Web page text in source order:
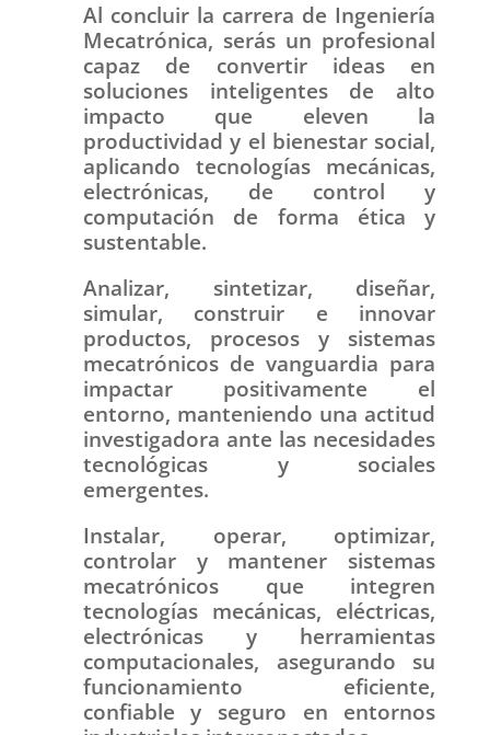
Al concluir la carrera de Ingeniería
Mecatrónica, serás un profesional
capaz de convertir ideas en
soluciones inteligentes de alto
impacto que eleven la
productividad y el bienestar social,
aplicando tecnologías mecánicas,
electrónicas, de control y
computación de forma ética y
sustentable.
Analizar, sintetizar, diseñar,
simular, construir e innovar
productos, procesos y sistemas
mecatrónicos de vanguardia para
impactar positivamente el
entorno, manteniendo una actitud
investigadora ante las necesidades
tecnológicas y sociales
emergentes.
Instalar, operar, optimizar,
controlar y mantener sistemas
mecatrónicos que integren
tecnologías mecánicas, eléctricas,
electrónicas y herramientas
computacionales, asegurando su
funcionamiento eficiente,
confiable y seguro en entornos